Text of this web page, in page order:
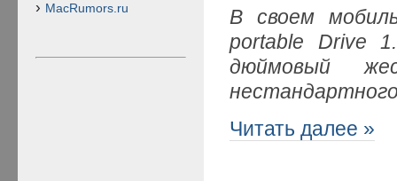
В своем
portable
Drive
дюймовый
Читать далее »
MacRumors.ru